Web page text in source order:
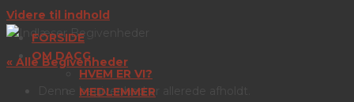
Videre til indhold
FORSIDE
OM DACG
HVEM ER VI?
MEDLEMMER
« Alle Begivenheder
Denne begivenhed er allerede afholdt.